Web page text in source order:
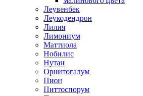
Леувенбек
Леукодендрон
Лилия
Лимониум
Маттиола
Нобилис
Нутан
Орнитогалум
Пион
Питтоспорум